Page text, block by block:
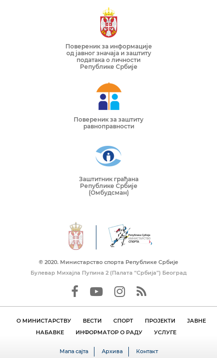
Повереник за информације
од јавног значаја и заштиту
података о личности
Републике Србије
Повереник за заштиту
равноправности
Заштитник грађана
Републике Србије
(Омбудсман)
© 2020. Mинистарство спорта Републике Србије
Булевар Михајла Пупина 2 (Палата “Србија”) Београд
О МИНИСТАРСТВУ ВЕСТИ СПОРТ ПРОЈЕКТИ
ЈАВНЕ
НАБАВКЕ
ИНФОРМАТОР О РАДУ УСЛУГЕ
Мапа сајта Архива Контакт